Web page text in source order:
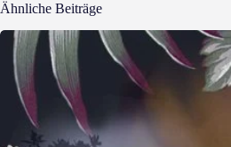
Ähnliche Beiträge